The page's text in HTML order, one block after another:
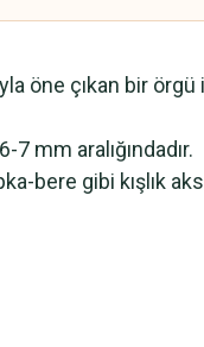
öne çıkan bir örgü
7 mm aralığındadır.
bere gibi kışlık